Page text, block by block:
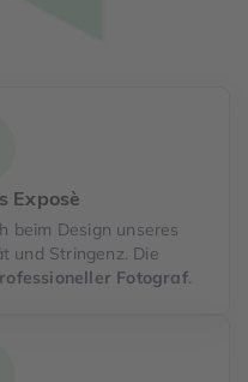
Exposè
beim Design unseres
und Stringenz. Die
Fotograf.